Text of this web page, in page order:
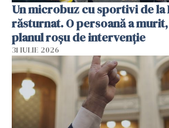
Un microbuz cu sportivi de la
răsturnat. O persoană a
planul roșu de intervenție
31 IULIE 2026